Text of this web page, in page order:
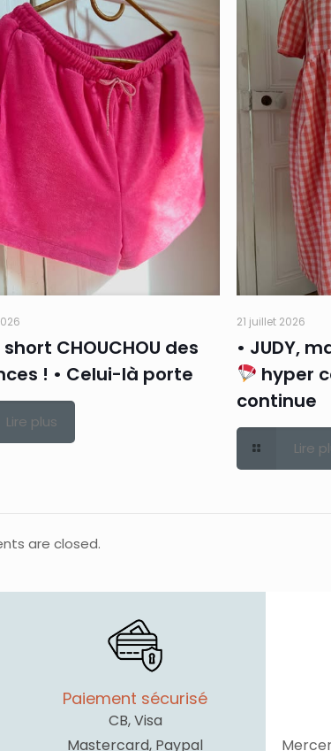
short CHOUCHOU des
! • Celui-là porte
Lire plus
21 juillet 2026
• JUDY,
hyper
continue
Lire
are closed.
Paiement sécurisé
CB, Visa
Mastercard, Paypal